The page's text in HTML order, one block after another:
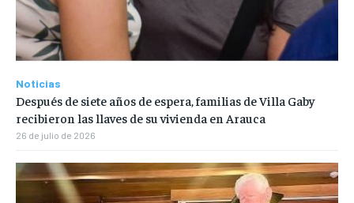
Noticias
Después de siete años de espera, familias de Villa Gaby
recibieron las llaves de su vivienda en Arauca
26 de julio de 2026